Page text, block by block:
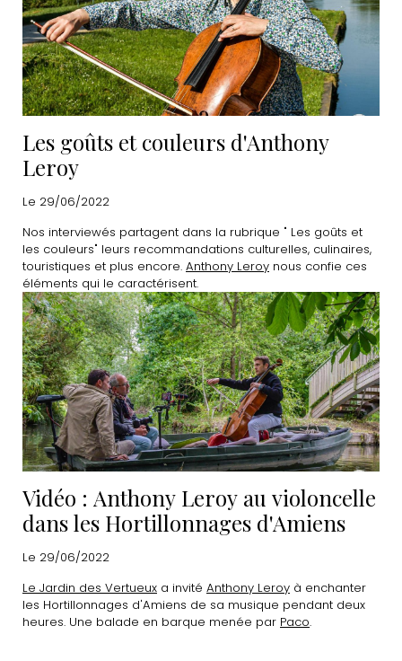
Les goûts et couleurs d'Anthony
Leroy
Le 29/06/2022
Nos interviewés partagent dans la rubrique " Les goûts et
les couleurs" leurs recommandations culturelles, culinaires,
touristiques et plus encore. Anthony Leroy nous confie ces
éléments qui le caractérisent.
Vidéo : Anthony Leroy au violoncelle
dans les Hortillonnages d'Amiens
Le 29/06/2022
Le Jardin des Vertueux a invité Anthony Leroy à enchanter
les Hortillonnages d'Amiens de sa musique pendant deux
heures. Une balade en barque menée par Paco.